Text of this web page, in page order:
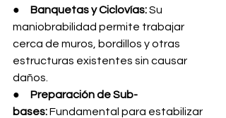
● Banquetas y Ciclovías: Su
maniobrabilidad permite trabajar
cerca de muros, bordillos y otras
estructuras existentes sin causar
daños.
● Preparación de Sub-
bases: Fundamental para estabilizar